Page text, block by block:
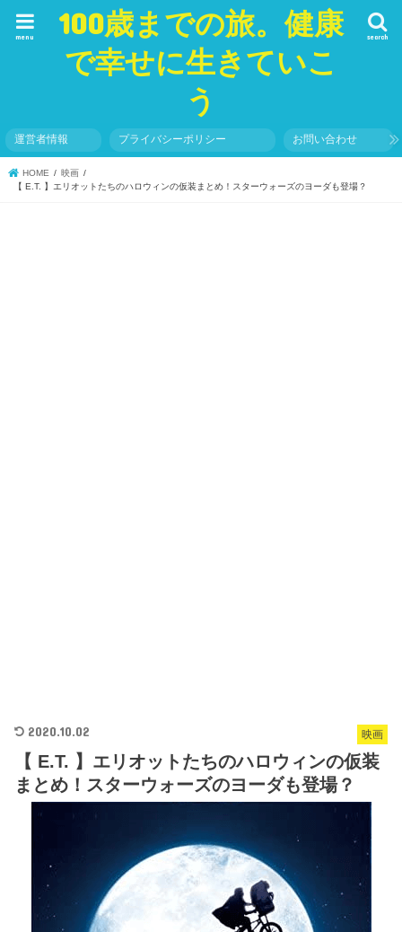
100歳までの旅。健康
で幸せに生きていこ
う
search
menu
運営者情報 プライバシーポリシー お問い合わせ
HOME
映画
【 E.T. 】エリオットたちのハロウィンの仮装まとめ！スターウォーズのヨーダも登場？
映画
2020.10.02
【 E.T. 】エリオットたちのハロウィンの仮装
まとめ！スターウォーズのヨーダも登場？